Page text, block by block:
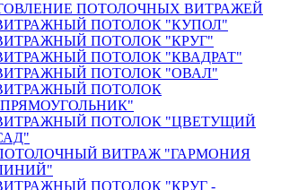
ПОТОЛОЧНЫХ ВИТРАЖЕЙ
ПОТОЛОК "КУПОЛ"
ПОТОЛОК "КРУГ"
ПОТОЛОК "КВАДРАТ"
ПОТОЛОК "ОВАЛ"
ПОТОЛОК
ПОТОЛОК "ЦВЕТУЩИЙ
ВИТРАЖ "ГАРМОНИЯ
ПОТОЛОК "КРУГ -